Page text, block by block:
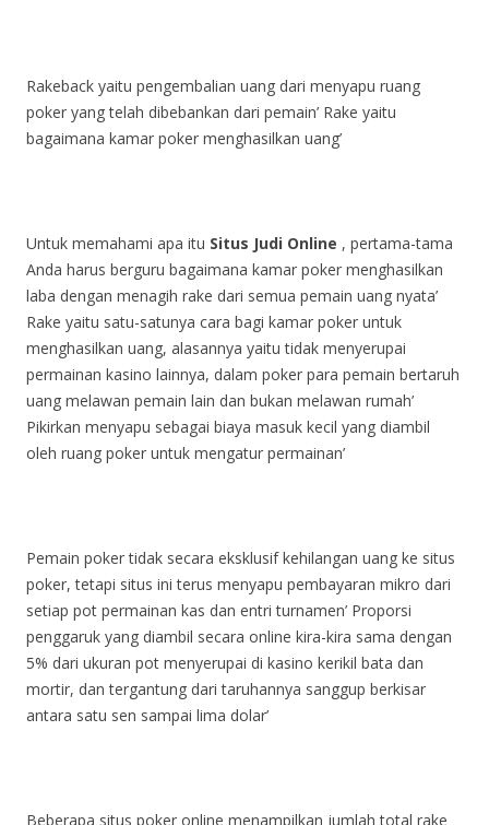
Rakeback yaitu pengembalian uang dari menyapu ruang
poker yang telah dibebankan dari pemain’ Rake yaitu
bagaimana kamar poker menghasilkan uang’
Untuk memahami apa itu Situs Judi Online , pertama-tama
Anda harus berguru bagaimana kamar poker menghasilkan
laba dengan menagih rake dari semua pemain uang nyata’
Rake yaitu satu-satunya cara bagi kamar poker untuk
menghasilkan uang, alasannya yaitu tidak menyerupai
permainan kasino lainnya, dalam poker para pemain bertaruh
uang melawan pemain lain dan bukan melawan rumah’
Pikirkan menyapu sebagai biaya masuk kecil yang diambil
oleh ruang poker untuk mengatur permainan’
Pemain poker tidak secara eksklusif kehilangan uang ke situs
poker, tetapi situs ini terus menyapu pembayaran mikro dari
setiap pot permainan kas dan entri turnamen’ Proporsi
penggaruk yang diambil secara online kira-kira sama dengan
5% dari ukuran pot menyerupai di kasino kerikil bata dan
mortir, dan tergantung dari taruhannya sanggup berkisar
antara satu sen sampai lima dolar’
Beberapa situs poker online menampilkan jumlah total rake